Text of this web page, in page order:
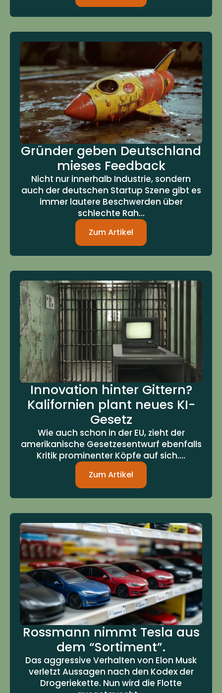
Gründer geben Deutschland
mieses Feedback
Nicht nur innerhalb Industrie, sondern
auch der deutschen Startup Szene gibt es
immer lautere Beschwerden über
schlechte Rah...
Zum Artikel
Innovation hinter Gittern?
Kalifornien plant neues KI-
Gesetz
Wie auch schon in der EU, zieht der
amerikanische Gesetzesentwurf ebenfalls
Kritik prominenter Köpfe auf sich....
Zum Artikel
Rossmann nimmt Tesla aus
dem “Sortiment”.
Das aggressive Verhalten von Elon Musk
verletzt Aussagen nach den Kodex der
Drogeriekette. Nun wird die Flotte